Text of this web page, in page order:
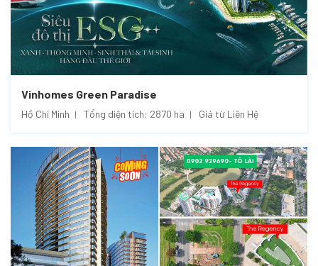
Vinhomes Green Paradise
Hồ Chí Minh Tổng diện tích: 2870 ha Giá từ Liên Hệ